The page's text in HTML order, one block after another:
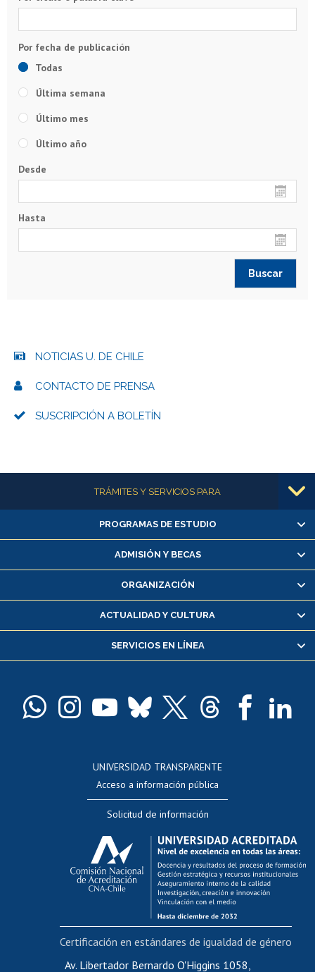
Todas
Última semana
Último mes
Último año
Desde
Hasta
NOTICIAS U. DE CHILE
CONTACTO DE PRENSA
SUSCRIPCIÓN A BOLETÍN
Más informaciónTRÁMITES Y SERVICIOS PARA
Alumnas/os y exalumnas/os
Matrícula en línea
Inscripción y cambio de asignaturas
Consulta y certificado de notas
Servicio médico y dental
Pago de arancel y crédito alumnos
Docentes
Evaluación docente
Calificación académica
Postulación al AUCAI
Funcionarias/os
Cursos internos de capacitación
Bienestar del personal
Portal de movilidad interna
Certificado de renta
PROGRAMAS DE ESTUDIO
ADMISIÓN Y BECAS
ORGANIZACIÓN
ACTUALIDAD Y CULTURA
SERVICIOS EN LÍNEA
UNIVERSIDAD TRANSPARENTE
Acceso a información pública
Solicitud de información
Av. Libertador Bernardo O'Higgins 1058,
Certificación en estándares de igualdad de género